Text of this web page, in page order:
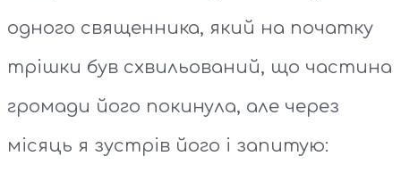
одного священника, який на початку
трішки був схвильований, що частина
громади його покинула, але через
місяць я зустрів його і запитую: